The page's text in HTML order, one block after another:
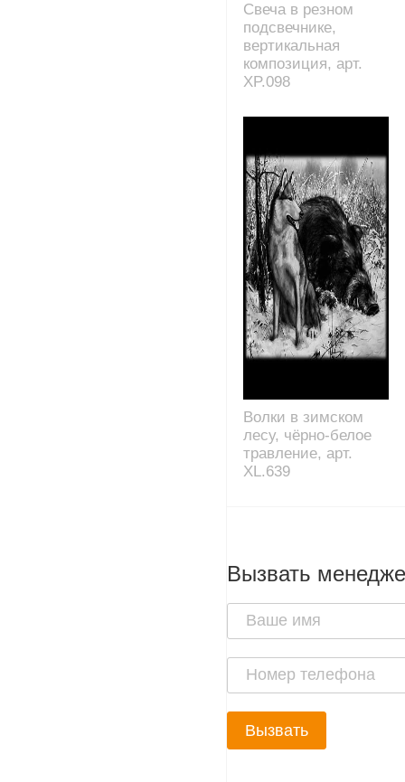
Свеча в резном
подсвечнике,
вертикальная
композиция, арт.
XP.098
Волки в зимском
лесу, чёрно-белое
травление, арт.
XL.639
Вызвать
Вызвать